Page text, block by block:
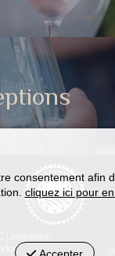
consentement afin
cliquez ici pour